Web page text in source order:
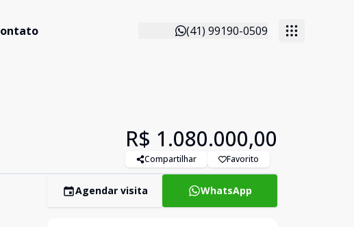
(41) 99190-0509
R$ 1.080.000,00
Compartilhar Favorito
Agendar visita WhatsApp